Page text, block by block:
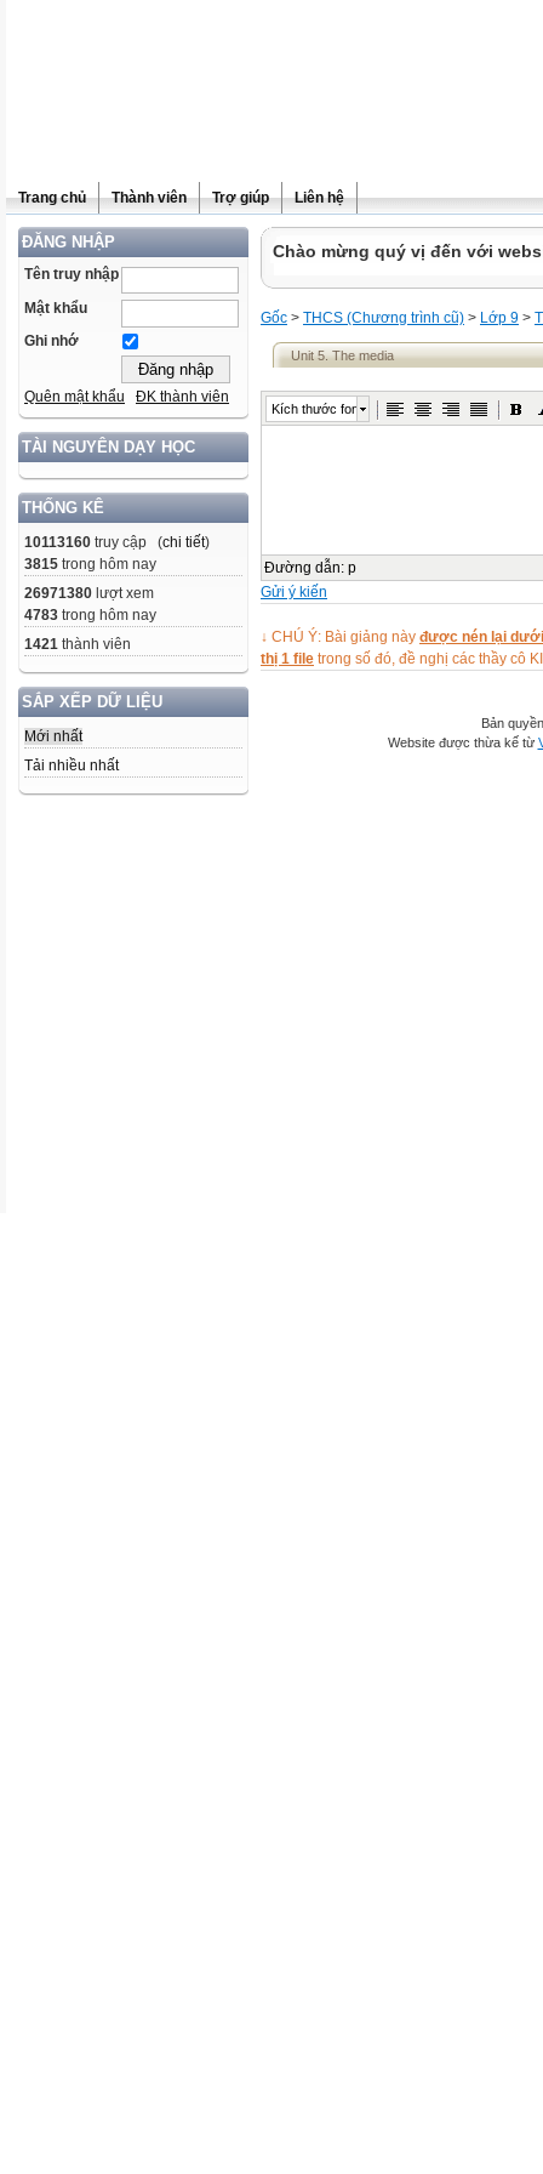
Trang chủ Thành viên Trợ giúp Liên hệ
ĐĂNG NHẬP
Tên truy nhập
Mật khẩu
Ghi nhớ
Quên mật khẩu ĐK thành viên
TÀI NGUYÊN DẠY HỌC
THỐNG KÊ
10113160 truy cập (chi tiết)
3815 trong hôm nay
26971380 lượt xem
4783 trong hôm nay
1421 thành viên
SẮP XẾP DỮ LIỆU
Mới nhất
Tải nhiều nhất
Chào mừng quý vị đến với
Gốc > THCS (Chương trình cũ) > Lớp 9 >
Unit 5. The media
Kích thước font
Đường dẫn: p
Gửi ý kiến
↓ CHÚ Ý: Bài giảng này được nén lại
thị 1 file trong số đó, đề nghị các thầy cô
Bản
Website được thừa kế từ